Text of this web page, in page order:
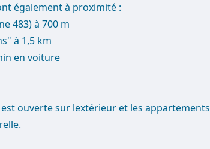
également à proximité :
483) à 700 m
à 1,5 km
en voiture
est ouverte sur lextérieur et les appartements